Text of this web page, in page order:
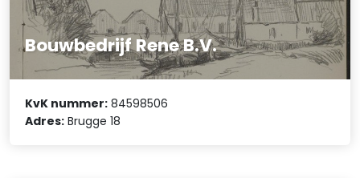
Bouwbedrijf Rene B.V.
KvK nummer: 84598506
Adres: Brugge 18